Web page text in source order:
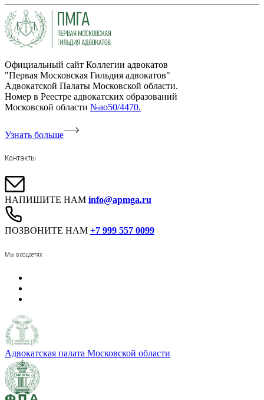
Официальный сайт Коллегии адвокатов
"Первая Московская Гильдия адвокатов"
Адвокатской Палаты Московской области.
Номер в Реестре адвокатских образований
Московской области №ао50/4470.
Узнать больше
Контакты
НАПИШИТЕ НАМ info@apmga.ru
ПОЗВОНИТЕ НАМ +7 999 557 0099
Мы в соцсетях
Адвокатская палата Московской области